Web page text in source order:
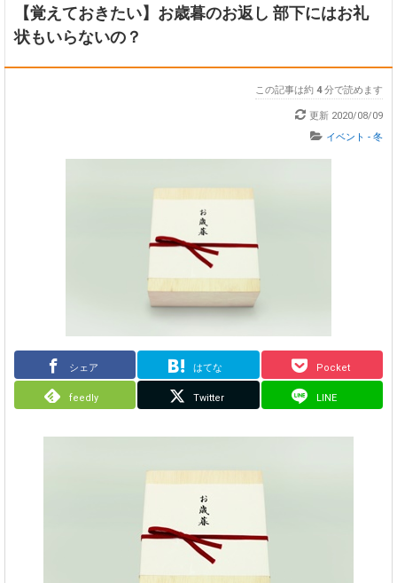
【覚えておきたい】お歳暮のお返し 部下にはお礼
状もいらないの？
この記事は約 4分で読めます
更新 2020/08/09
イベント - 冬
シェア はてな Pocket
feedly Twitter LINE